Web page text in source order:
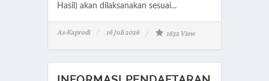
Hasil) akan dilaksanakan sesuai...
As-Kaprodi 16 Juli 2026 1632 View